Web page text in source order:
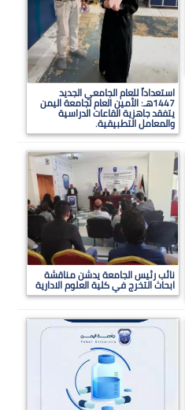
استعداداً للعام الجامعي الجديد
1447هـ: الأمين العام لجامعة اليمن
يتفقد جاهزية القاعات الدراسية
والمعامل التطبيقية.
نائب رئيس الجامعة يدشن مناقشة
ابحاث التخرج في كلية العلوم الادارية